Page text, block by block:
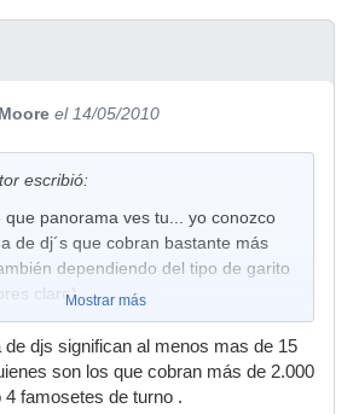
el 14/05/2010
escribió:
que panorama ves tu... yo conozco
de dj´s que cobran bastante más
dependiendo del tipo de garito
claro)Mostrar más
de djs significan al menos mas de 15
son los que cobran más de 2.000
famosetes de turno .